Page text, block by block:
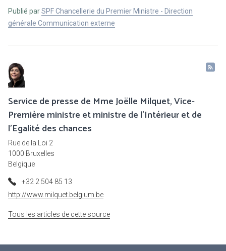
Publié parSPF Chancellerie du Premier Ministre - Direction
générale Communication externe
Service de presse de Mme Joëlle Milquet, Vice-
Première ministre et ministre de l'Intérieur et de
l'Egalité des chances
Rue de la Loi 2
1000 Bruxelles
Belgique
+32 2 504 85 13
http://www.milquet.belgium.be
Tous les articles de cette source